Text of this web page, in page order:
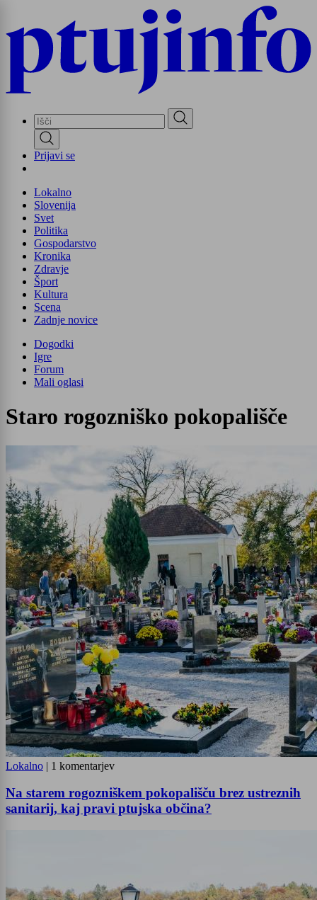
main
Prijavi se
Lokalno
Slovenija
Svet
Politika
Gospodarstvo
Kronika
Zdravje
Šport
Kultura
Scena
Zadnje novice
Dogodki
Igre
Forum
Mali oglasi
Staro rogozniško pokopališče
Lokalno | 1 komentarjev
Na starem rogozniškem pokopališču brez ustreznih
sanitarij, kaj pravi ptujska občina?